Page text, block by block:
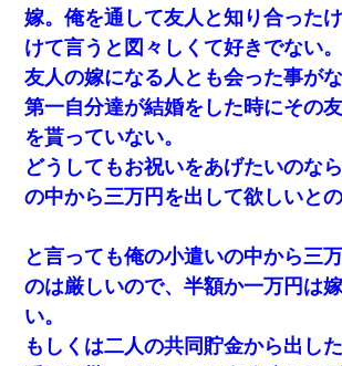
嫁。俺を通して友人と知り合った
けて言うと図々しくて好きでない。
友人の嫁になる人とも会った事がな
第一自分達が結婚をした時にその
を貰っていない。
どうしてもお祝いをあげたいのな
の中から三万円を出して欲しいとの
と言っても俺の小遣いの中から三
のは厳しいので、半額か一万円は
い。
もしくは二人の共同貯金から出し